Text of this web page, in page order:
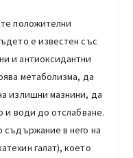
положителни
е известен със
и антиоксидантни
метаболизма, да
излишни мазнини, да
и води до отслабване.
съдържание в него на
галат), което